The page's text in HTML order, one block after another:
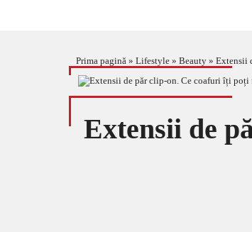
Prima pagină » Lifestyle » Beauty » Extensii
Extensii de